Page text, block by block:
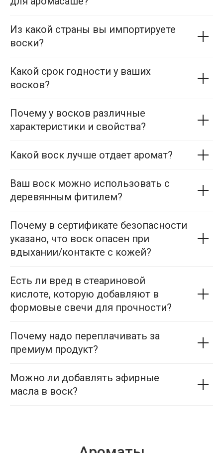
Из какой страны вы импортируете
воски?
Какой срок годности у ваших
восков?
Почему у восков различные
характеристики и свойства?
Какой воск лучше отдает аромат?
Ваш воск можно использовать с
деревянным фитилем?
Почему в сертификате безопасности
указано, что воск опасен при
вдыхании/контакте с кожей?
Есть ли вред в стеариновой
кислоте, которую добавляют в
формовые свечи для прочности?
Почему надо переплачивать за
премиум продукт?
Можно ли добавлять эфирные
масла в воск?